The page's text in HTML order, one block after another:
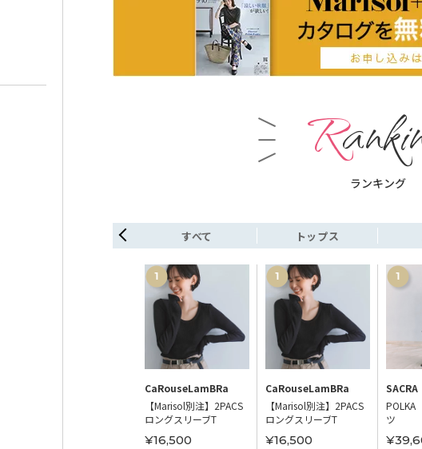
ランキング
すべて
CaRouseLamBRa
【Marisol別注】2PACS
ロングスリーブT
¥16,500
トップス
CaRouseLamBRa
【Marisol別注】2PACS
ロングスリーブT
¥16,500
SACRA
ツ